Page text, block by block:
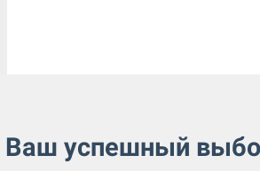
Ваш успешный
вызову, с выездом на дом или в
Ознакомьтесь с моими услугами детально